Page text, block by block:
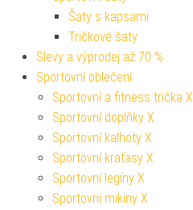
Šaty s kapsami
Tričkové šaty
Slevy a výprodej až 70 %
Sportovní oblečení
Sportovní a fitness trička X
Sportovní doplňky X
Sportovní kalhoty X
Sportovní kraťasy X
Sportovní legíny X
Sportovní mikiny X